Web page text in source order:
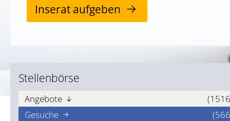
Inserat aufgeben
Stellenbörse
Angebote
Gesuche